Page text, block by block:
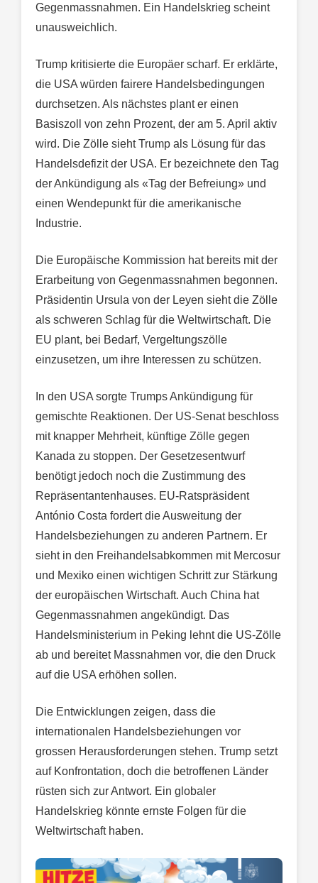
Gegenmassnahmen. Ein Handelskrieg scheint
unausweichlich.
Trump kritisierte die Europäer scharf. Er erklärte,
die USA würden fairere Handelsbedingungen
durchsetzen. Als nächstes plant er einen
Basiszoll von zehn Prozent, der am 5. April aktiv
wird. Die Zölle sieht Trump als Lösung für das
Handelsdefizit der USA. Er bezeichnete den Tag
der Ankündigung als «Tag der Befreiung» und
einen Wendepunkt für die amerikanische
Industrie.
Die Europäische Kommission hat bereits mit der
Erarbeitung von Gegenmassnahmen begonnen.
Präsidentin Ursula von der Leyen sieht die Zölle
als schweren Schlag für die Weltwirtschaft. Die
EU plant, bei Bedarf, Vergeltungszölle
einzusetzen, um ihre Interessen zu schützen.
In den USA sorgte Trumps Ankündigung für
gemischte Reaktionen. Der US-Senat beschloss
mit knapper Mehrheit, künftige Zölle gegen
Kanada zu stoppen. Der Gesetzesentwurf
benötigt jedoch noch die Zustimmung des
Repräsentantenhauses. EU-Ratspräsident
António Costa fordert die Ausweitung der
Handelsbeziehungen zu anderen Partnern. Er
sieht in den Freihandelsabkommen mit Mercosur
und Mexiko einen wichtigen Schritt zur Stärkung
der europäischen Wirtschaft. Auch China hat
Gegenmassnahmen angekündigt. Das
Handelsministerium in Peking lehnt die US-Zölle
ab und bereitet Massnahmen vor, die den Druck
auf die USA erhöhen sollen.
Die Entwicklungen zeigen, dass die
internationalen Handelsbeziehungen vor
grossen Herausforderungen stehen. Trump setzt
auf Konfrontation, doch die betroffenen Länder
rüsten sich zur Antwort. Ein globaler
Handelskrieg könnte ernste Folgen für die
Weltwirtschaft haben.